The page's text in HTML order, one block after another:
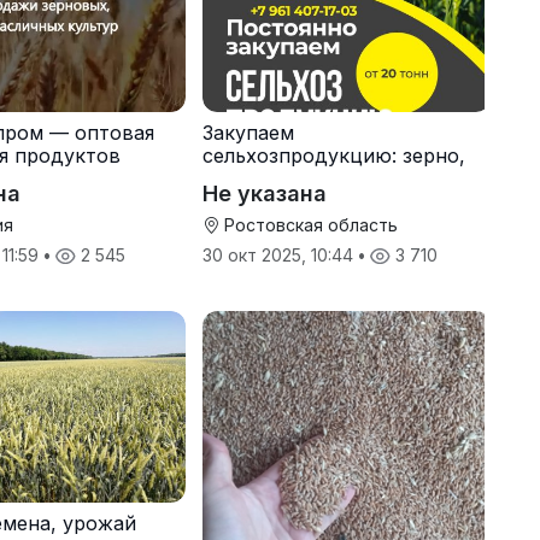
— оптовая
продуктов
• 2 545
Закупаем
сельхозпродукцию: зерно,
Не указана
Ростовская область
30 окт 2025, 10:44 • 3 710
урожай